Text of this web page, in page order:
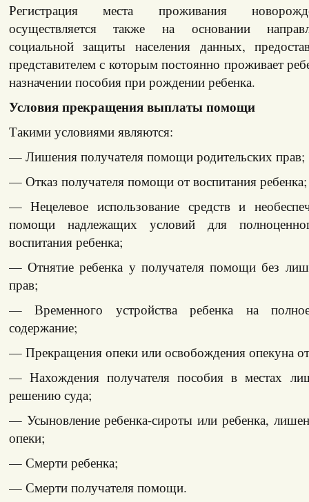
Регистрация места проживания
осуществляется также на основании
социальной защиты населения данных,
представителем с которым постоянно проживает
назначении пособия при рождении ребенка.
Условия прекращения выплаты помощи
Такими условиями являются:
— Лишения получателя помощи родительских прав;
— Отказ получателя помощи от воспитания ребенка;
— Нецелевое использование средств и
помощи надлежащих условий для
воспитания ребенка;
— Отнятие ребенка у получателя помощи без
прав;
— Временного устройства ребенка на полное
содержание;
— Прекращения опеки или освобождения опекуна
— Нахождения получателя пособия в местах
решению суда;
— Усыновление ребенка-сироты или ребенка,
опеки;
— Смерти ребенка;
— Смерти получателя помощи.